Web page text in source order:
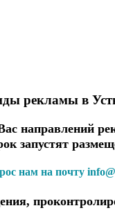
рекламы в
запустят
нам на почту